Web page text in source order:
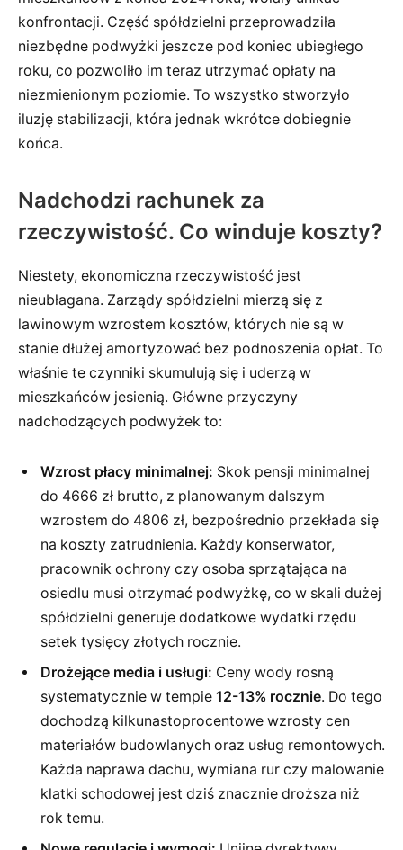
konfrontacji. Część spółdzielni przeprowadziła
niezbędne podwyżki jeszcze pod koniec ubiegłego
roku, co pozwoliło im teraz utrzymać opłaty na
niezmienionym poziomie. To wszystko stworzyło
iluzję stabilizacji, która jednak wkrótce dobiegnie
końca.
Nadchodzi rachunek za
rzeczywistość. Co winduje koszty?
Niestety, ekonomiczna rzeczywistość jest
nieubłagana. Zarządy spółdzielni mierzą się z
lawinowym wzrostem kosztów, których nie są w
stanie dłużej amortyzować bez podnoszenia opłat. To
właśnie te czynniki skumulują się i uderzą w
mieszkańców jesienią. Główne przyczyny
nadchodzących podwyżek to:
Wzrost płacy minimalnej: Skok pensji minimalnej
do 4666 zł brutto, z planowanym dalszym
wzrostem do 4806 zł, bezpośrednio przekłada się
na koszty zatrudnienia. Każdy konserwator,
pracownik ochrony czy osoba sprzątająca na
osiedlu musi otrzymać podwyżkę, co w skali dużej
spółdzielni generuje dodatkowe wydatki rzędu
setek tysięcy złotych rocznie.
Drożejące media i usługi: Ceny wody rosną
systematycznie w tempie 12-13% rocznie. Do tego
dochodzą kilkunastoprocentowe wzrosty cen
materiałów budowlanych oraz usług remontowych.
Każda naprawa dachu, wymiana rur czy malowanie
klatki schodowej jest dziś znacznie droższa niż
rok temu.